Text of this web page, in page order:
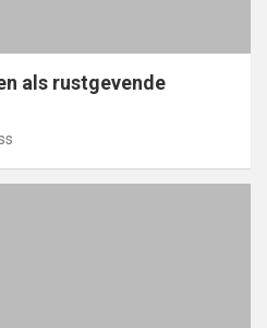
als rustgevende